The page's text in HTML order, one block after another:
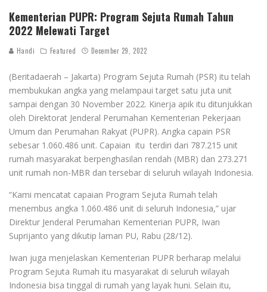
Kementerian PUPR: Program Sejuta Rumah Tahun
2022 Melewati Target
Handi Featured December 29, 2022
(Beritadaerah – Jakarta) Program Sejuta Rumah (PSR) itu telah
membukukan angka yang melampaui target satu juta unit
sampai dengan 30 November 2022. Kinerja apik itu ditunjukkan
oleh Direktorat Jenderal Perumahan Kementerian Pekerjaan
Umum dan Perumahan Rakyat (PUPR). Angka capain PSR
sebesar 1.060.486 unit. Capaian itu terdiri dari 787.215 unit
rumah masyarakat berpenghasilan rendah (MBR) dan 273.271
unit rumah non-MBR dan tersebar di seluruh wilayah Indonesia.
“Kami mencatat capaian Program Sejuta Rumah telah
menembus angka 1.060.486 unit di seluruh Indonesia,” ujar
Direktur Jenderal Perumahan Kementerian PUPR, Iwan
Suprijanto yang dikutip laman PU, Rabu (28/12).
Iwan juga menjelaskan Kementerian PUPR berharap melalui
Program Sejuta Rumah itu masyarakat di seluruh wilayah
Indonesia bisa tinggal di rumah yang layak huni. Selain itu,